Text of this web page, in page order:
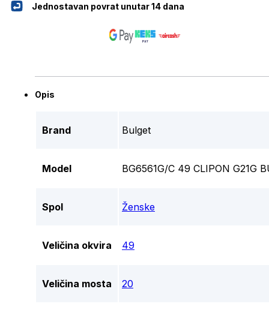
Jednostavan povrat unutar 14 dana
Opis
Brand Bulget
Model BG6561G/C 49 CLIPON G21G
Spol Ženske
Veličina okvira 49
Veličina mosta 20